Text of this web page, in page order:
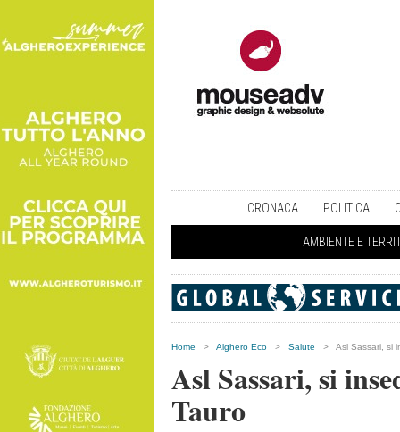
CRONACA POLITICA
AMBIENTE E
Home > Alghero Eco > Salute > Asl Sassari, si
Asl Sassari, si
Tauro